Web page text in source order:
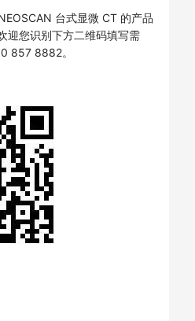
台式显微 CT 的产品
迎您识别下方二维码填写需
857 8882。